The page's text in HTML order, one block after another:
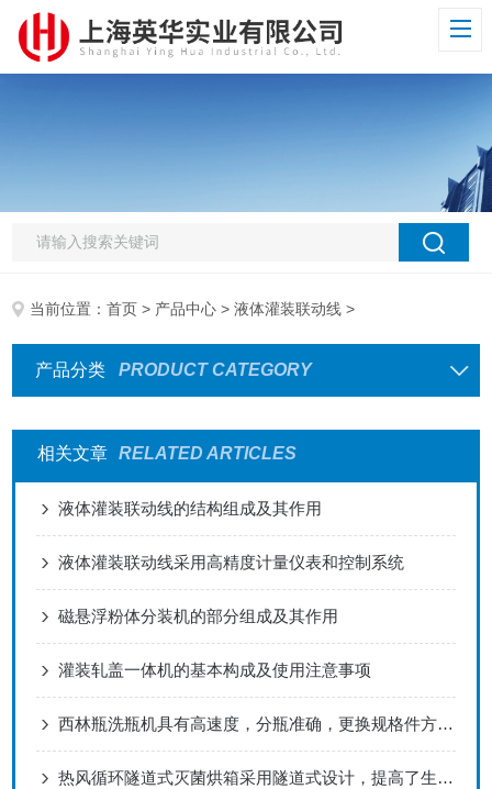
当前位置：首页 > 产品中心 >液体灌装联动线 >
产品分类 PRODUCT CATEGORY
相关文章 RELATED ARTICLES
液体灌装联动线的结构组成及其作用
液体灌装联动线采用高精度计量仪表和控制系统
磁悬浮粉体分装机的部分组成及其作用
灌装轧盖一体机的基本构成及使用注意事项
西林瓶洗瓶机具有高速度，分瓶准确，更换规格件方便的特点
热风循环隧道式灭菌烘箱采用隧道式设计，提高了生产效率